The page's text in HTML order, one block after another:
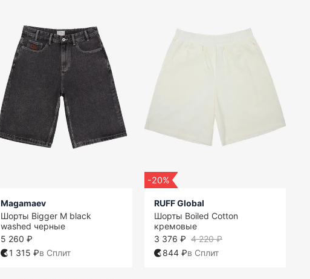
Magamaev
Шорты Bigger M black
washed черные
5 260 ₽
1 315 ₽в Сплит
-20%
RUFF Global
Шорты Boiled Cotton
кремовые
4 220 ₽
3 376 ₽
844 ₽в Сплит